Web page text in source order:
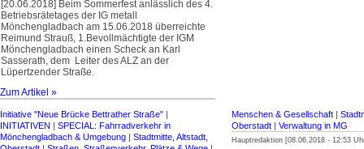
[20.06.2018] Beim Sommerfest anlässlich des 4.
Betriebsrätetages der IG metall
Mönchengladbach am 15.06.2018 überreichte
Reimund Strauß, 1.Bevollmächtigte der IGM
Mönchengladbach einen Scheck an Karl
Sasserath, dem Leiter des ALZ an der
Lüpertzender Straße.
Zum Artikel »
Initiative "Neue Brücke Bettrather Straße" |
INITIATIVEN | SPECIAL: Fahrradverkehr in
Mönchengladbach & Umgebung | Stadtmitte, Altstadt,
Menschen & Gesellschaft |
Oberstadt | Verwaltung in MG
Hauptredaktion [08.06.2018 - 12:53